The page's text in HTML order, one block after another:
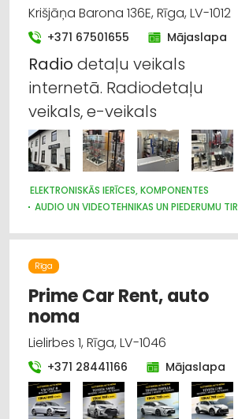
Krišjāņa Barona 136E, Rīga, LV-1012
+371 67501655 Mājaslapa
Radio detaļu veikals
internetā. Radiodetaļu
veikals, e-veikals
ELEKTRONISKĀS IERĪCES, KOMPONENTES
AUDIO UN VIDEOTEHNIKAS UN PIEDERUMU
Rīga
Prime Car Rent, auto
noma
Lielirbes 1, Rīga, LV-1046
+371 28441166 Mājaslapa